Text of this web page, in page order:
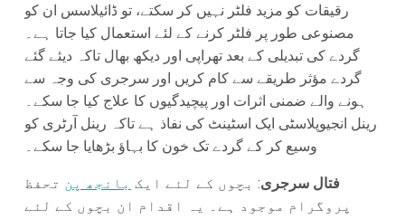
رقیقات کو مزید فلٹر نہیں کر سکتے، تو ڈائیلاسس ان کو
مصنوعی طور پر فلٹر کرنے کے لئے استعمال کیا جاتا ہے۔
گردے کی تبدیلی کے بعد تھراپی اور دیکھ بھال تاکہ دیئے گئے
گردے مؤثر طریقے سے کام کریں اور سرجری کی وجہ سے
ہونے والے ضمنی اثرات اور پیچیدگیوں کا علاج کیا جا سکے۔
رینل انجیوپلاسٹی ایک اسٹینٹ کی نفاذ ہے تاکہ رینل آرٹری کو
وسیع کر کے گردے تک خون کا بہاؤ بڑھایا جا سکے۔
فتال سرجری: بچوں کے لئے ایک بانجھ پن تحفظ
پروگرام موجود ہے۔ یہ اقدام ان بچوں کے لئے